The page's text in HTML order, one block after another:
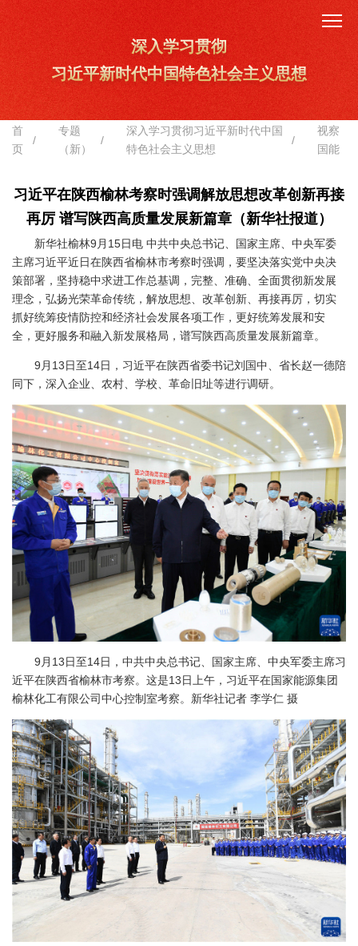
深入学习贯彻
习近平新时代中国特色社会主义思想
首
页
/
专题
（新）
/
深入学习贯彻习近平新时代中国
特色社会主义思想
/
视察
国能
习近平在陕西榆林考察时强调解放思想改革创新再接
再厉 谱写陕西高质量发展新篇章（新华社报道）
新华社榆林9月15日电 中共中央总书记、国家主席、中央军委
主席习近平近日在陕西省榆林市考察时强调，要坚决落实党中央决
策部署，坚持稳中求进工作总基调，完整、准确、全面贯彻新发展
理念，弘扬光荣革命传统，解放思想、改革创新、再接再厉，切实
抓好统筹疫情防控和经济社会发展各项工作，更好统筹发展和安
全，更好服务和融入新发展格局，谱写陕西高质量发展新篇章。
9月13日至14日，习近平在陕西省委书记刘国中、省长赵一德陪
同下，深入企业、农村、学校、革命旧址等进行调研。
9月13日至14日，中共中央总书记、国家主席、中央军委主席习
近平在陕西省榆林市考察。这是13日上午，习近平在国家能源集团
榆林化工有限公司中心控制室考察。新华社记者 李学仁 摄